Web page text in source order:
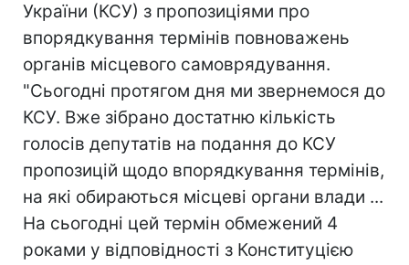
України (КСУ) з пропозиціями про
впорядкування термінів повноважень
органів місцевого самоврядування.
"Сьогодні протягом дня ми звернемося до
КСУ. Вже зібрано достатню кількість
голосів депутатів на подання до КСУ
пропозицій щодо впорядкування термінів,
на які обираються місцеві органи влади ...
На сьогодні цей термін обмежений 4
роками у відповідності з Конституцією